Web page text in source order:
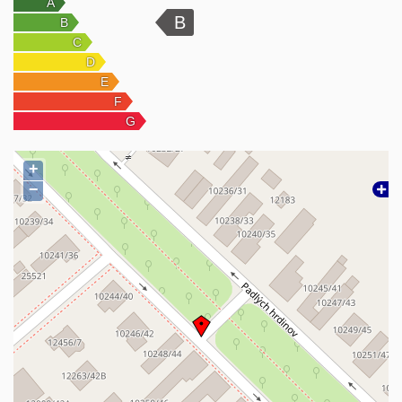
informáciami
INŽINERSKE SIETE:
– dom je pripojený na všetky inžinierske siete ako voda, elektrina,
plyn, kanalizácia, optika
KÚRENIE:
- plnynový kotol napojený na teplo-vodné podlahové kúrenie
–prízemie aj poschodie je vykurované podlahovým kúrením
Ohrev vody:
- SOLÁRNE PANELY
LOKALITA:
Lokalita ulice Padlých hrdinov v bratislavských Podunajských
Biskupiciach ponúka pokojné bývanie v zástavbe rodinných
domov s výbornou občianskou vybavenosťou a rýchlou
dostupnosťou do centra mesta. V blízkom okolí sa nachádzajú
školy, škôlky, obchody, zdravotné stredisko, športoviská, detské
ihriská a aj zastávky MHD. Lokalita je vhodná pre rodinné bývanie
vďaka kombinácii tichej rezidenčnej atmosféry a dobrej dopravnej
+
−